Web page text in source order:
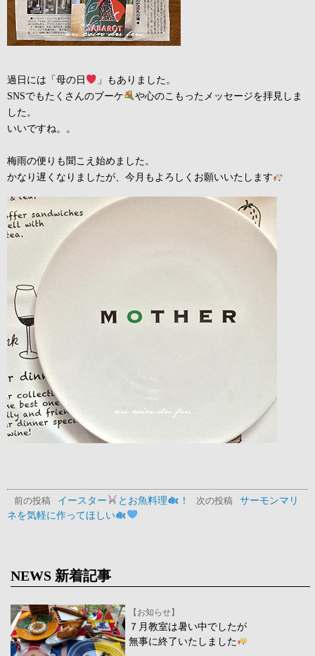
過日には「母の日
」もありました。
SNSでもたくさんのブーケ
や心のこもったメッセージを拝見しま
した。
いいですね。。
梅雨の便りも聞こえ始めました。
かなり遅くなりましたが、今月もよろしくお願いいたします
前の投稿 イースター とお魚料理 ！ 次の投稿
サーモンマリ
ネを気軽に作ってほしい
NEWS 新着記事
【お知らせ】
７月教室は暑い中でしたが
無事に終了いたしました